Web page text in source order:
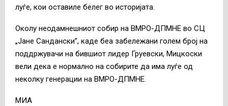
луѓе, кои оставиле белег во историјата.
Околу неодамнешниот собир на ВМРО-ДПМНЕ во СЦ
„Јане Сандански”, каде беа забележани голем број на
поддржувачи на бившиот лидер Груевски, Мицкоски
вели дека е нормално на собирите да има луѓе од
неколку генерации на ВМРО-ДПМНЕ.
МИА